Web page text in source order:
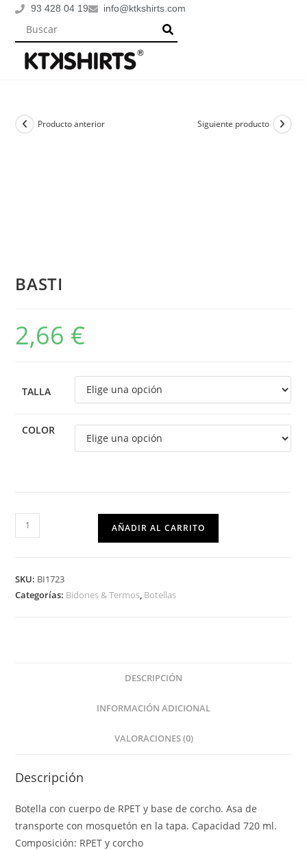
93 428 04 19 info@ktkshirts.com
Producto anterior Siguiente producto
BASTI
2,66 €
TALLA
COLOR
AÑADIR AL CARRITO
SKU: BI1723
Categorías: Bidones & Termos, Botellas
DESCRIPCIÓN
INFORMACIÓN ADICIONAL
VALORACIONES (0)
Descripción
Botella con cuerpo de RPET y base de corcho. Asa de
transporte con mosquetón en la tapa. Capacidad 720 ml.
Composición: RPET y corcho